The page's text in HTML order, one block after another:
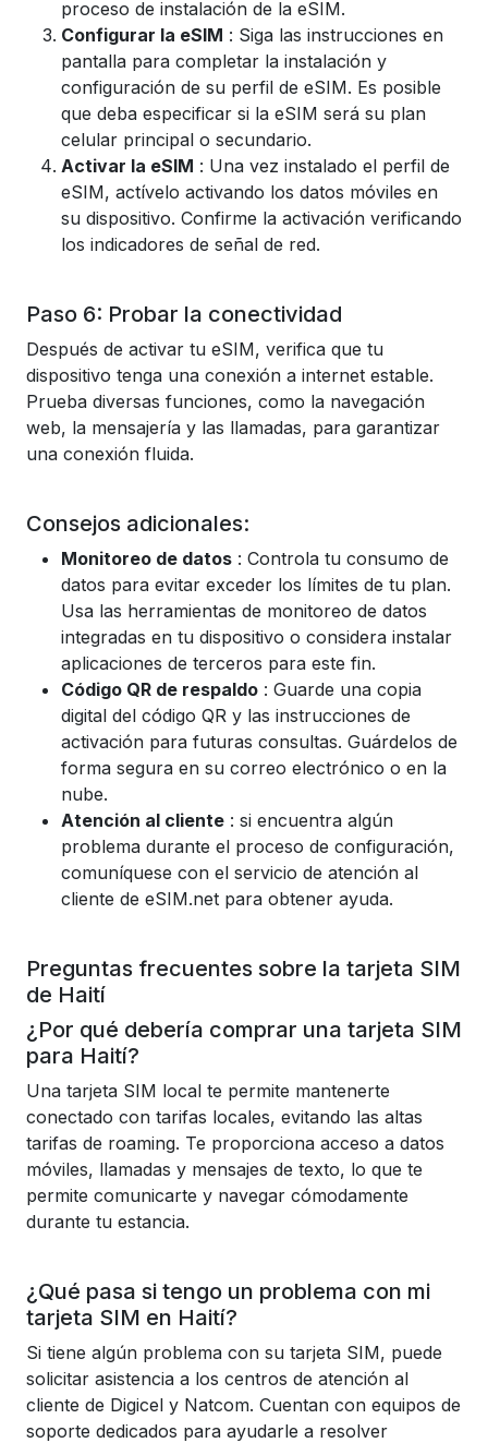
proceso de instalación de la eSIM.
Configurar la eSIM : Siga las instrucciones en
pantalla para completar la instalación y
configuración de su perfil de eSIM. Es posible
que deba especificar si la eSIM será su plan
celular principal o secundario.
Activar la eSIM : Una vez instalado el perfil de
eSIM, actívelo activando los datos móviles en
su dispositivo. Confirme la activación verificando
los indicadores de señal de red.
Paso 6: Probar la conectividad
Después de activar tu eSIM, verifica que tu
dispositivo tenga una conexión a internet estable.
Prueba diversas funciones, como la navegación
web, la mensajería y las llamadas, para garantizar
una conexión fluida.
Consejos adicionales:
Monitoreo de datos : Controla tu consumo de
datos para evitar exceder los límites de tu plan.
Usa las herramientas de monitoreo de datos
integradas en tu dispositivo o considera instalar
aplicaciones de terceros para este fin.
Código QR de respaldo : Guarde una copia
digital del código QR y las instrucciones de
activación para futuras consultas. Guárdelos de
forma segura en su correo electrónico o en la
nube.
Atención al cliente : si encuentra algún
problema durante el proceso de configuración,
comuníquese con el servicio de atención al
cliente de eSIM.net para obtener ayuda.
Preguntas frecuentes sobre la tarjeta SIM
de Haití
¿Por qué debería comprar una tarjeta SIM
para Haití?
Una tarjeta SIM local te permite mantenerte
conectado con tarifas locales, evitando las altas
tarifas de roaming. Te proporciona acceso a datos
móviles, llamadas y mensajes de texto, lo que te
permite comunicarte y navegar cómodamente
durante tu estancia.
¿Qué pasa si tengo un problema con mi
tarjeta SIM en Haití?
Si tiene algún problema con su tarjeta SIM, puede
solicitar asistencia a los centros de atención al
cliente de Digicel y Natcom. Cuentan con equipos de
soporte dedicados para ayudarle a resolver